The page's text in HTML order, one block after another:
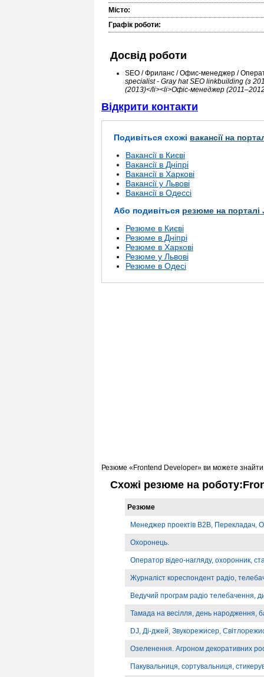
Місто:
Графік роботи:
Досвід роботи
SEO / Фриланс / Офис-менеджер /
specialist - Gray hat SEO linkbuilding (з
(2013)</li><li>Офіс-менеджер
Відкрити контакти
Подивіться схожі вакансії на
Вакансії в Києві
Вакансії в Дніпрі
Вакансії в Харкові
Вакансії у Львові
Вакансії в Одессі
Або подивіться резюме на порталі
Резюме в Києві
Резюме в Дніпрі
Резюме в Харкові
Резюме у Львові
Резюме в Одесі
Резюме «Frontend Developer» ви можете
Схожі резюме на
Резюме
Менеджер проектів B2B, Перекладач,
Охоронець.
Оператор відео-нагляду, охоронник,
Журналіст кореспондент радіо,
Ведучий програм радіо телебачення,
Тамада на весілля, день народження,
DJ, Ді-джей, Звукорежисер,
Озеленення. Агроном декоративних
Пакувальниця, сортувальниця,